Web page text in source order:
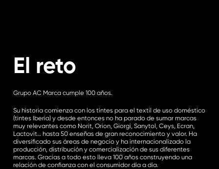
El reto
Grupo AC Marca cumple 100 años.
Su historia comienza con los tintes para el textil de uso doméstico
(tintes Iberia) y desde entonces no ha parado de sumar marcas
muy relevantes como Norit, Orion, Giorgi, Sanytol, Ceys, Ecran,
Lactovit… hasta 50 enseñas de gran reconocimiento y valor. Ha
diversificado sus áreas de negocio y ha internacionalizado la
producción, distribución y comercialización de sus diferentes
marcas. Gracias a todo esto lleva 100 años construyendo una
relación de confianza con el consumidor día a día.